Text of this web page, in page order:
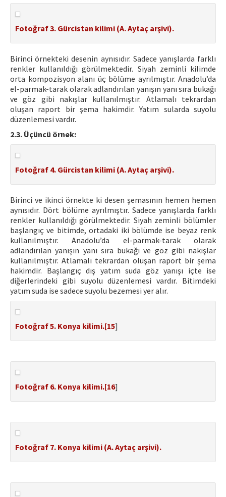
Fotoğraf 3. Gürcistan kilimi (A. Aytaç arşivi).
Birinci örnekteki desenin aynısıdır. Sadece yanışlarda farklı
renkler kullanıldığı görülmektedir. Siyah zeminli kilimde
orta kompozisyon alanı üç bölüme ayrılmıştır. Anadolu’da
el-parmak-tarak olarak adlandırılan yanışın yanı sıra bukağı
ve göz gibi nakışlar kullanılmıştır. Atlamalı tekrardan
oluşan raport bir şema hakimdir. Yatım sularda suyolu
düzenlemesi vardır.
2.3. Üçüncü örnek:
Fotoğraf 4. Gürcistan kilimi (A. Aytaç arşivi).
Birinci ve ikinci örnekte ki desen şemasının hemen hemen
aynısıdır. Dört bölüme ayrılmıştır. Sadece yanışlarda farklı
renkler kullanıldığı görülmektedir. Siyah zeminli bölümler
başlangıç ve bitimde, ortadaki iki bölümde ise beyaz renk
kullanılmıştır. Anadolu’da el-parmak-tarak olarak
adlandırılan yanışın yanı sıra bukağı ve göz gibi nakışlar
kullanılmıştır. Atlamalı tekrardan oluşan raport bir şema
hakimdir. Başlangıç dış yatım suda göz yanışı içte ise
diğerlerindeki gibi suyolu düzenlemesi vardır. Bitimdeki
yatım suda ise sadece suyolu bezemesi yer alır.
Fotoğraf 5. Konya kilimi.[15]
Fotoğraf 6. Konya kilimi.[16]
Fotoğraf 7. Konya kilimi (A. Aytaç arşivi).